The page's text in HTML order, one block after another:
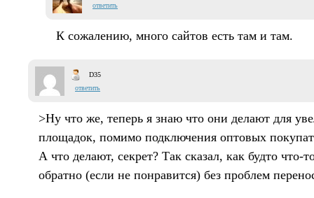
ответить
К сожалению, много сайтов есть там и там.
D35
ответить
>Ну что же, теперь я знаю что они делают для
площадок, помимо подключения оптовых
А что делают, секрет? Так сказал, как будто что-
обратно (если не понравится) без проблем